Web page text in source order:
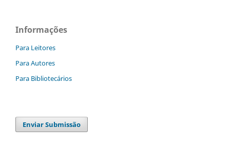
Informações
Para Leitores
Para Autores
Para Bibliotecários
Enviar Submissão